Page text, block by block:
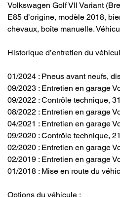
Volkswagen Golf VII Variant
E85 d’origine, modèle 2018,
chevaux, boîte manuelle.
Historique d’entretien du
01/2024 : Pneus avant neufs,
09/2023 : Entretien en garage
09/2022 : Contrôle technique,
08/2022 : Entretien en garage
04/2021 : Entretien en garage
09/2020 : Contrôle technique,
02/2020 : Entretien en garage
02/2019 : Entretien en garage
01/2018 : Mise en route du
Options du véhicule :